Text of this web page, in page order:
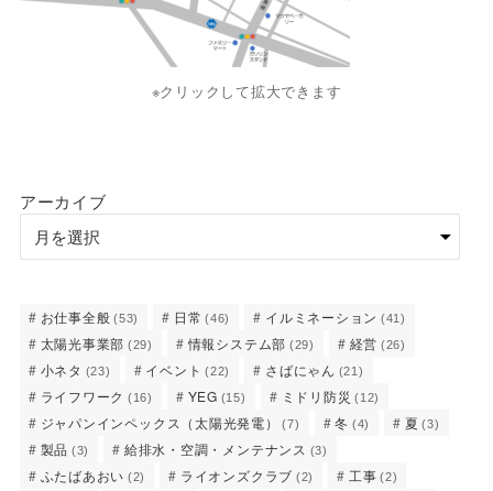
※クリックして拡大できます
アーカイブ
お仕事全般 (53) 日常 (46) イルミネーション (41)
太陽光事業部 (29) 情報システム部 (29) 経営 (26)
小ネタ (23) イベント (22) さばにゃん (21)
ライフワーク (16) YEG (15) ミドリ防災 (12)
ジャパンインペックス（太陽光発電） (7) 冬 (4) 夏 (3)
製品 (3) 給排水・空調・メンテナンス (3)
ふたばあおい (2) ライオンズクラブ (2) 工事 (2)